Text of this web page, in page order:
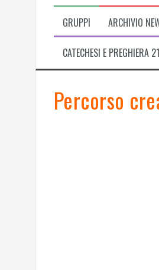
GRUPPI ARCHIVIO
CATECHESI E PREGHIERA
Percorso